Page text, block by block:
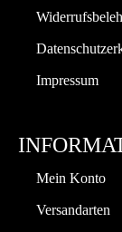
Impressum
Mein Konto
Versandarten